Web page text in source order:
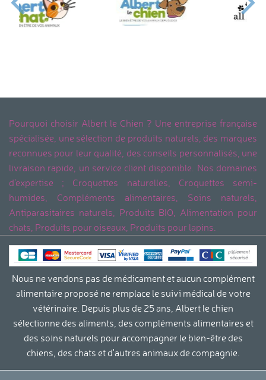
Pourquoi choisir Albert le Chien ? Une entreprise française
spécialisée, une sélection de produits naturels, des marques
reconnues pour leur qualité, des conseils personnalisés, une
livraison rapide, un service client disponible. Nos domaines
d'expertise ; Croquettes naturelles, Croquettes semi-
humides, Compléments alimentaires, Soins naturels,
Antiparasitaires naturels, Produits BIO, Alimentation pour
chats, Produits pour oiseaux, Produits pour lapins.
Nous ne vendons pas de médicament et aucun complément
alimentaire proposé ne remplace le suivi médical de votre
vétérinaire. Depuis plus de 25 ans, Albert le chien
sélectionne des aliments, des compléments alimentaires et
des soins naturels pour accompagner le bien-être des
chiens, des chats et d'autres animaux de compagnie.